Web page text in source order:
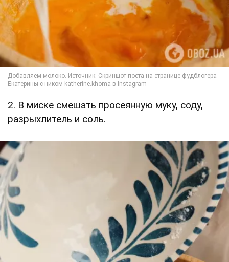
2. В миске смешать просеянную муку, соду,
разрыхлитель и соль.